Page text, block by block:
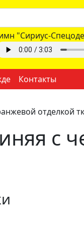
"Сириус-
Контакты
отделкой
с